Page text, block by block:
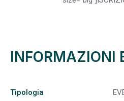
INFORMAZIONI
Tipologia